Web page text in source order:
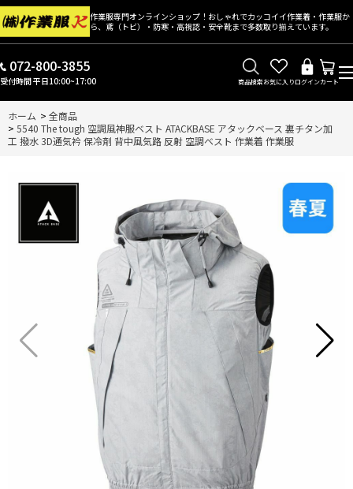
作業服専門オンラインショップ！おしゃれでカッコイイ作業着・作業服か
ら、鳶（トビ）・防寒・高視認・安全靴まで多数取り揃えています。
072-800-3855
受付時間 平日10:00~17:00 商品検索お気に入りログインカート
ホーム > 全商品
> 5540 The tough 空調風神服ベスト ATACKBASE アタックベース 裏チタン加
工 撥水 3D通気衿 保冷剤 背中風気路 反射 空調ベスト 作業着 作業服